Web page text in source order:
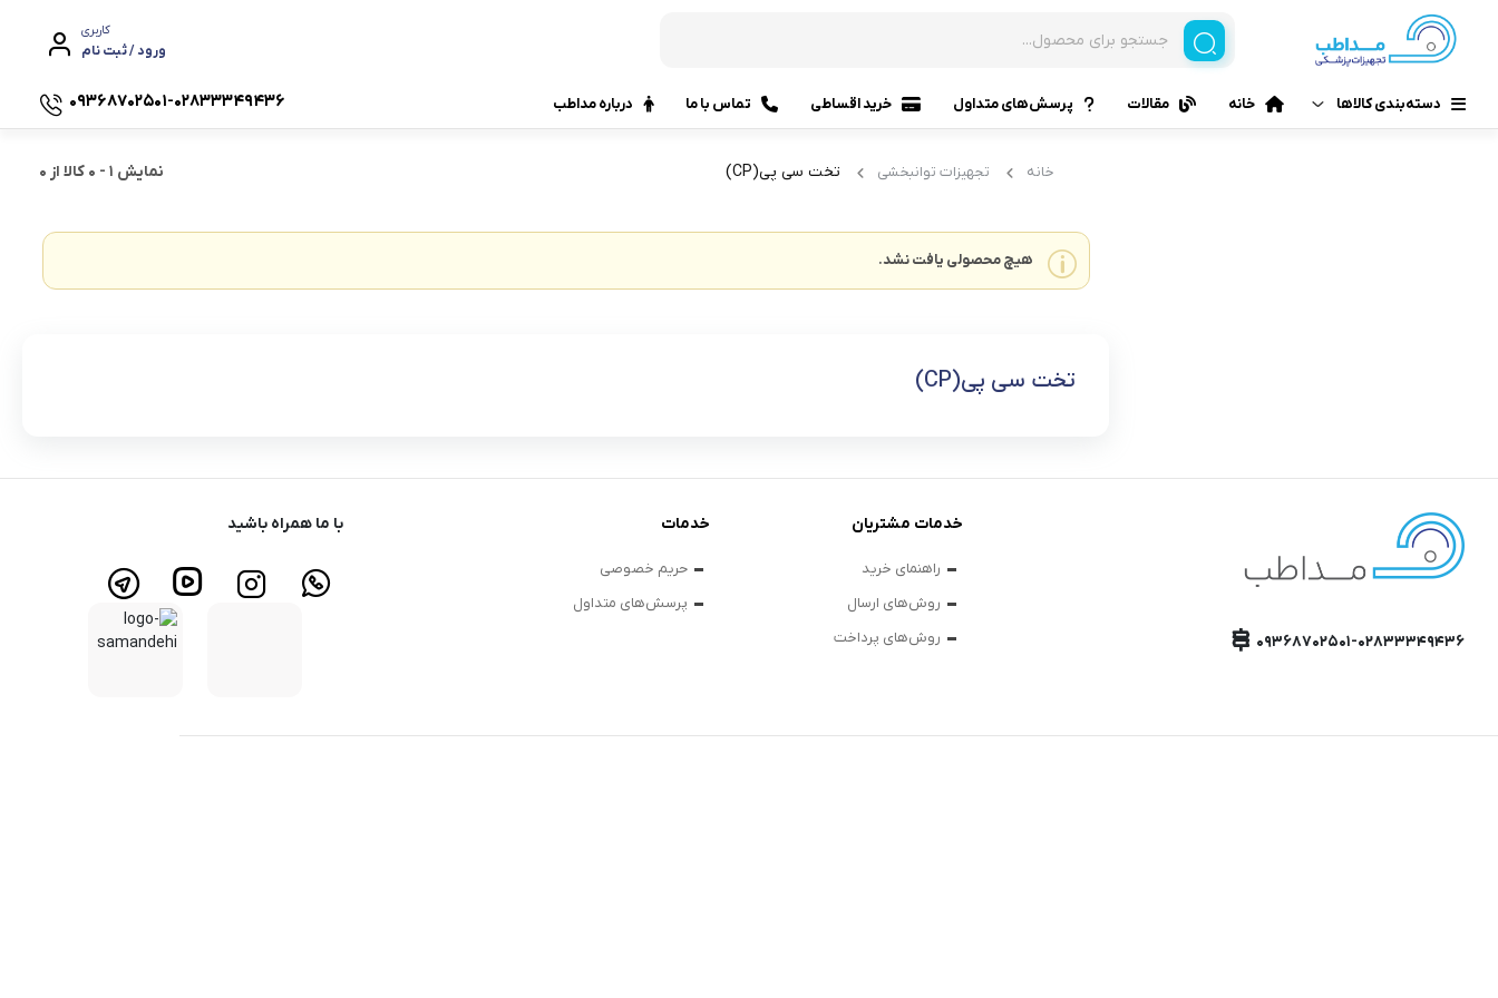
کاربری
ورود / ثبت نام
دسته‌بندی کالاها خانه مقالات پرسش‌های متداول خرید اقساطی تماس با ما درباره مداطب ۰۹۳۶۸۷۰۲۵۰۱-۰۲۸۳۳۳۴۹۴۳۶
خانه تجهیزات توانبخشی تخت سی پی(CP) نمایش 1
-
0 کالا از 0
هیچ محصولی یافت نشد.
تخت سی پی(CP)
۰۹۳۶۸۷۰۲۵۰۱-۰۲۸۳۳۳۴۹۴۳۶
خدمات مشتریان
راهنمای خرید
روش‌های ارسال
روش‌های پرداخت
خدمات
حریم خصوصی
پرسش‌های متداول
با ما همراه باشید